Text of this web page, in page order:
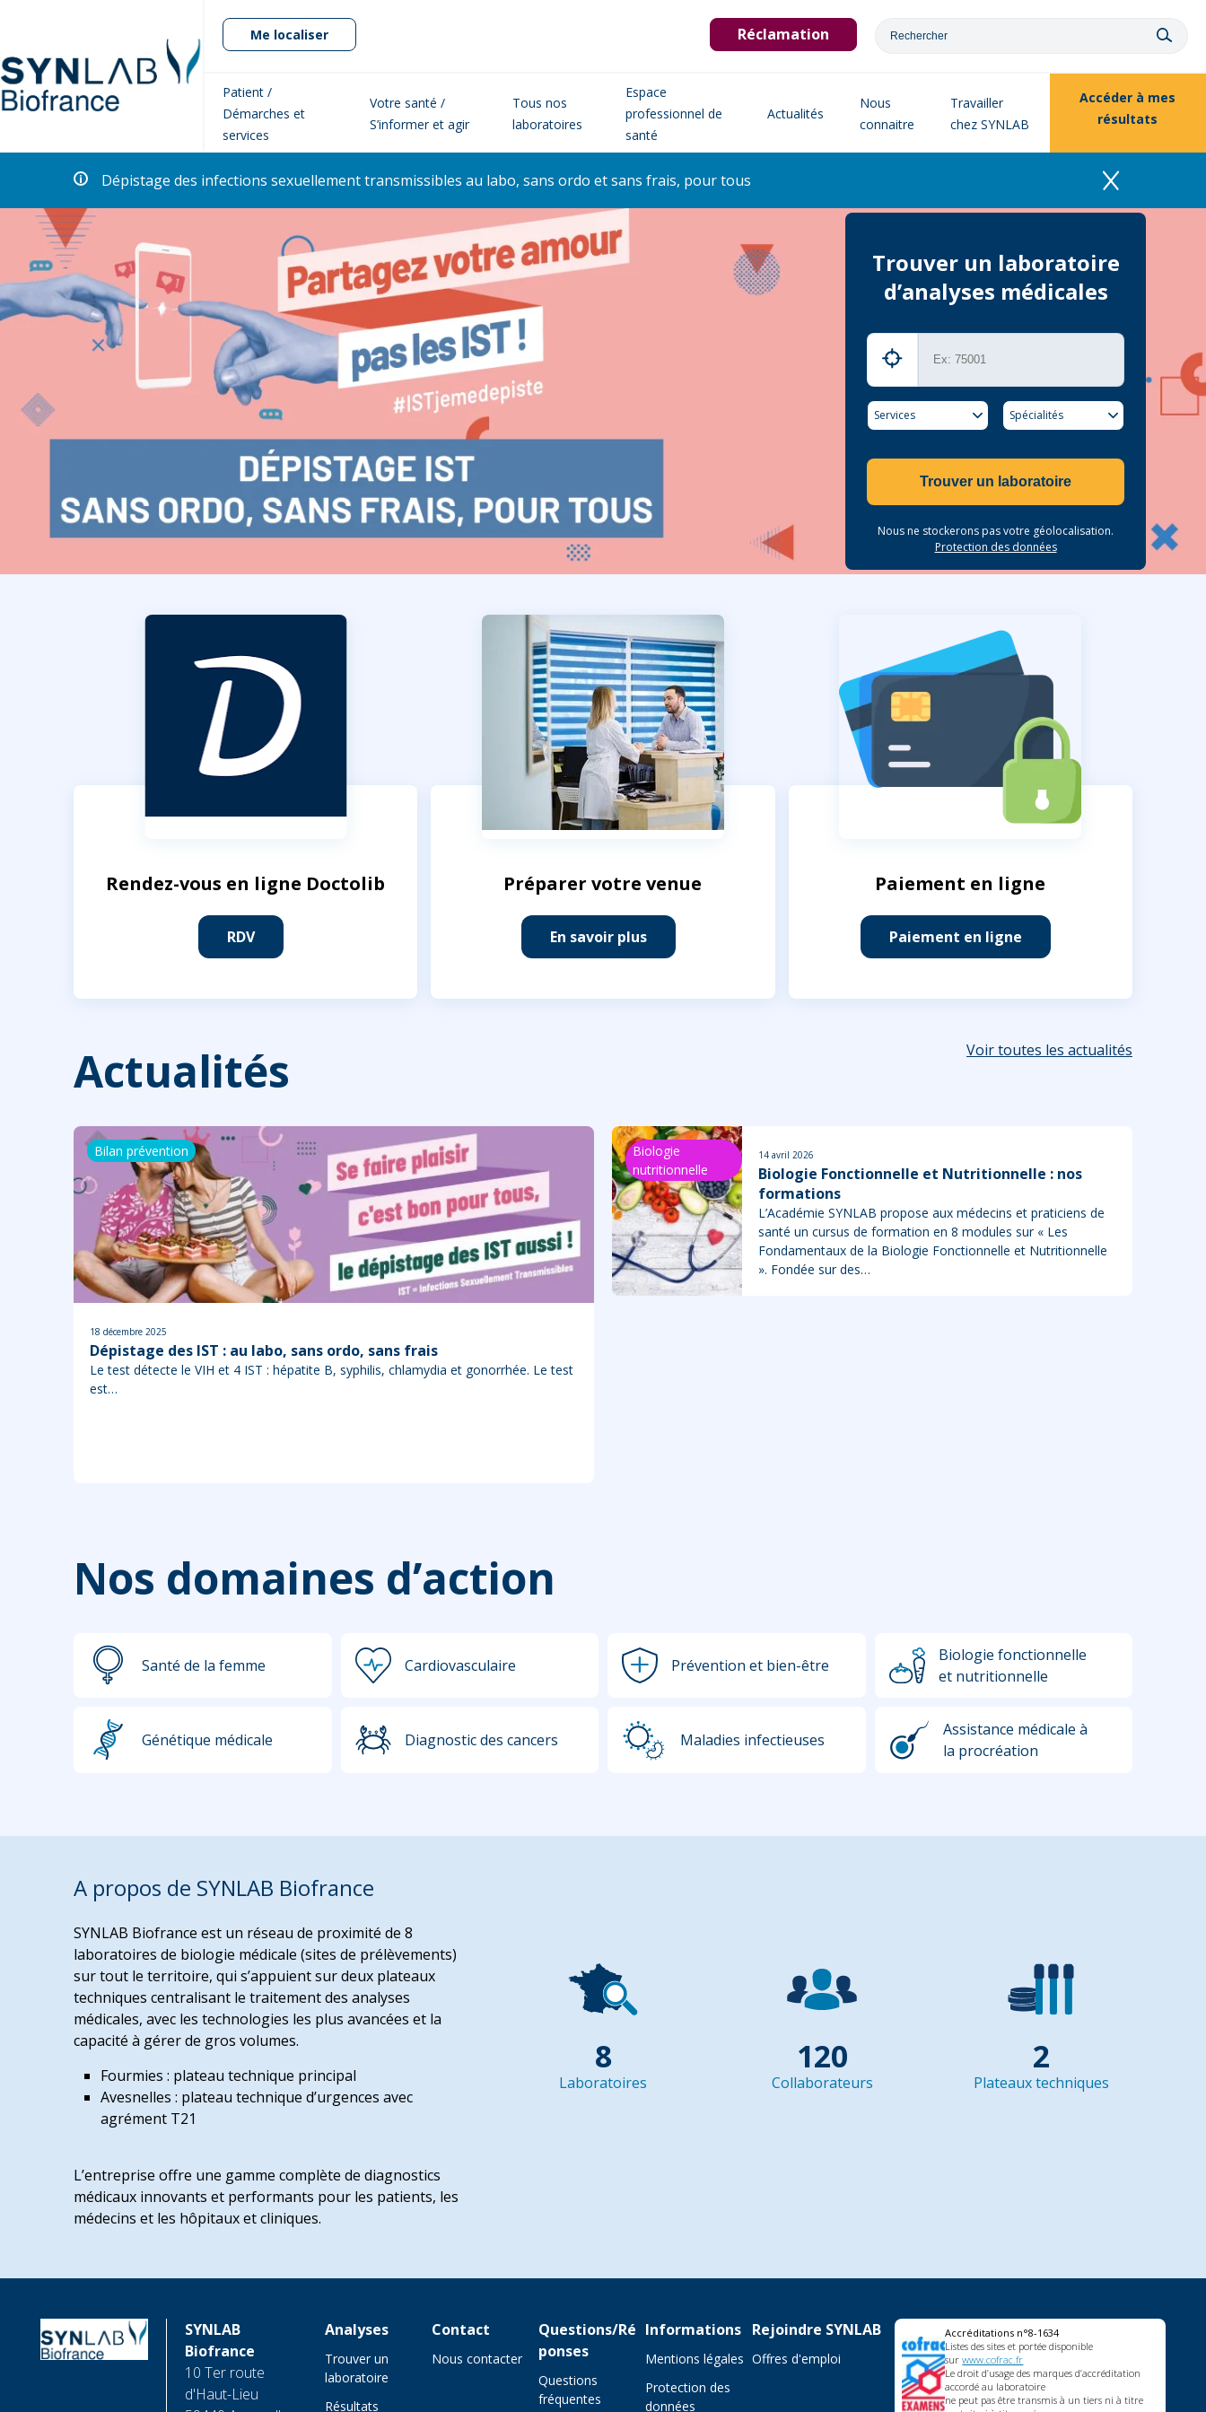
Me localiser Réclamation
Patient /
Démarches et
services
Votre santé /
S’informer et agir
Tous nos
laboratoires
Espace
professionnel de
santé
Actualités
Nous
connaitre
Travailler
chez SYNLAB
Accéder à mes
résultats
Dépistage des infections sexuellement transmissibles au labo, sans ordo et sans frais, pour tous
Trouver un laboratoire
d’analyses médicales
Services Spécialités
Trouver un laboratoire
Nous ne stockerons pas votre géolocalisation.
Protection des données
Rendez-vous en ligne Doctolib
RDV
Préparer votre venue
En savoir plus
Paiement en ligne
Paiement en ligne
Actualités Voir toutes les actualités
Bilan prévention
18 décembre 2025
Dépistage des IST : au labo, sans ordo, sans frais
Le test détecte le VIH et 4 IST : hépatite B, syphilis, chlamydia et gonorrhée. Le test
est…
Biologie
nutritionnelle
14 avril 2026
Biologie Fonctionnelle et Nutritionnelle : nos
formations
L’Académie SYNLAB propose aux médecins et praticiens de
santé un cursus de formation en 8 modules sur « Les
Fondamentaux de la Biologie Fonctionnelle et Nutritionnelle
». Fondée sur des…
Nos domaines d’action
Santé de la femme Cardiovasculaire Prévention et bien-être
Biologie fonctionnelle
et nutritionnelle
Génétique médicale Diagnostic des cancers Maladies infectieuses
Assistance médicale à
la procréation
A propos de SYNLAB Biofrance
SYNLAB Biofrance est un réseau de proximité de 8
laboratoires de biologie médicale (sites de prélèvements)
sur tout le territoire, qui s’appuient sur deux plateaux
techniques centralisant le traitement des analyses
médicales, avec les technologies les plus avancées et la
capacité à gérer de gros volumes.
Fourmies : plateau technique principal
Avesnelles : plateau technique d’urgences avec
agrément T21
L’entreprise offre une gamme complète de diagnostics
médicaux innovants et performants pour les patients, les
médecins et les hôpitaux et cliniques.
8
Laboratoires
120
Collaborateurs
2
Plateaux techniques
SYNLAB
Biofrance
10 Ter route
d'Haut-Lieu
Analyses
Trouver un
laboratoire
Résultats
Contact
Nous contacter
Questions/Ré
ponses
Questions
fréquentes
Informations
Mentions légales
Protection des
données
Rejoindre SYNLAB
Offres d'emploi
Accréditations n°8-1634
Listes des sites et portée disponible
surwww.cofrac.fr
Le droit d’usage des marques d’accréditation
accordé au laboratoire
ne peut pas être transmis à un tiers ni à titre